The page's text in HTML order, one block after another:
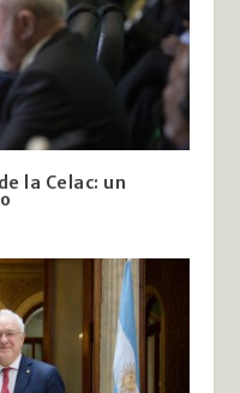
la Celac: un